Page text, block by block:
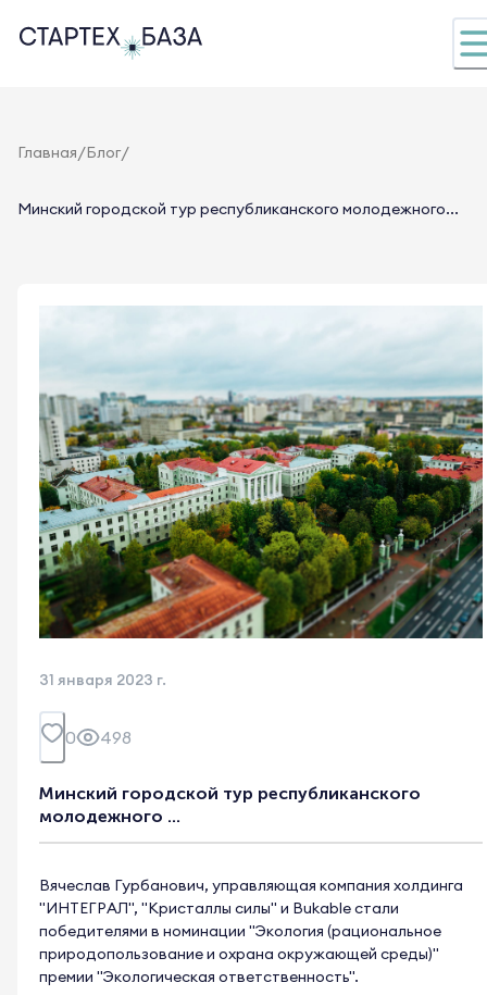
Главная/Блог/
Минский городской тур республиканского молодежного...
31 января 2023 г.
0 498
Минский городской тур республиканского
молодежного ...
Вячеслав Гурбанович, управляющая компания холдинга
"ИНТЕГРАЛ", "Кристаллы силы" и Bukable стали
победителями в номинации "Экология (рациональное
природопользование и охрана окружающей среды)"
премии "Экологическая ответственность".